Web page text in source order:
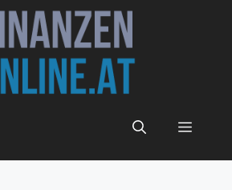
Menü